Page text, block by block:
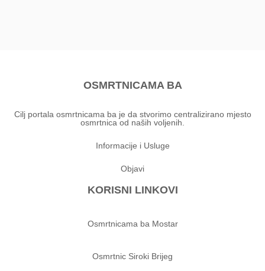
OSMRTNICAMA BA
Cilj portala osmrtnicama ba je da stvorimo centralizirano mjesto
osmrtnica od naših voljenih.
Informacije i Usluge
Objavi
KORISNI LINKOVI
Osmrtnicama ba Mostar
Osmrtnic Siroki Brijeg